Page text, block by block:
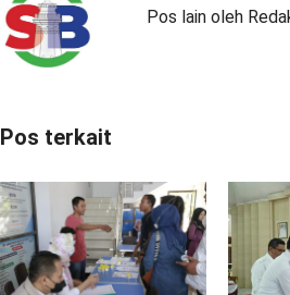
Pos lain oleh
Pos terkait